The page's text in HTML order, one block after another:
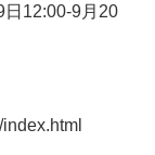
12:00-9月20